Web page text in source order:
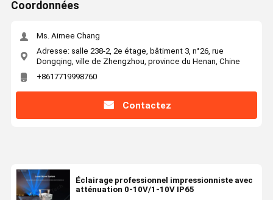
Coordonnées
Ms. Aimee Chang
Adresse: salle 238-2, 2e étage, bâtiment 3, n°26, rue
Dongqing, ville de Zhengzhou, province du Henan, Chine
+8617719998760
Contactez
Éclairage professionnel impressionniste avec
atténuation 0-10V/1-10V IP65